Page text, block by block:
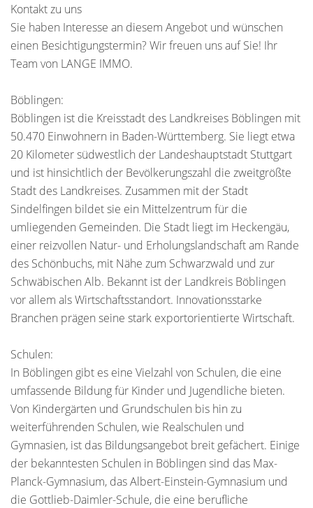
Kontakt zu uns
Sie haben Interesse an diesem Angebot und wünschen
einen Besichtigungstermin? Wir freuen uns auf Sie! Ihr
Team von LANGE IMMO.
Böblingen:
Böblingen ist die Kreisstadt des Landkreises Böblingen mit
50.470 Einwohnern in Baden-Württemberg. Sie liegt etwa
20 Kilometer südwestlich der Landeshauptstadt Stuttgart
und ist hinsichtlich der Bevölkerungszahl die zweitgrößte
Stadt des Landkreises. Zusammen mit der Stadt
Sindelfingen bildet sie ein Mittelzentrum für die
umliegenden Gemeinden. Die Stadt liegt im Heckengäu,
einer reizvollen Natur- und Erholungslandschaft am Rande
des Schönbuchs, mit Nähe zum Schwarzwald und zur
Schwäbischen Alb. Bekannt ist der Landkreis Böblingen
vor allem als Wirtschaftsstandort. Innovationsstarke
Branchen prägen seine stark exportorientierte Wirtschaft.
Schulen:
In Böblingen gibt es eine Vielzahl von Schulen, die eine
umfassende Bildung für Kinder und Jugendliche bieten.
Von Kindergärten und Grundschulen bis hin zu
weiterführenden Schulen, wie Realschulen und
Gymnasien, ist das Bildungsangebot breit gefächert. Einige
der bekanntesten Schulen in Böblingen sind das Max-
Planck-Gymnasium, das Albert-Einstein-Gymnasium und
die Gottlieb-Daimler-Schule, die eine berufliche